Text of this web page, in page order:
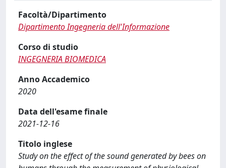
Facoltà/Dipartimento
Dipartimento Ingegneria dell'Informazione
Corso di studio
INGEGNERIA BIOMEDICA
Anno Accademico
2020
Data dell'esame finale
2021-12-16
Titolo inglese
Study on the effect of the sound generated by bees on